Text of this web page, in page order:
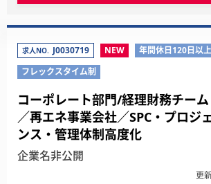
求人NO. J0030719 NEW 年間休日120日以上
フレックスタイム制
コーポレート部門/経理財務チー
／再エネ事業会社／SPC・プロジ
ンス・管理体制高度化
企業名非公開
更